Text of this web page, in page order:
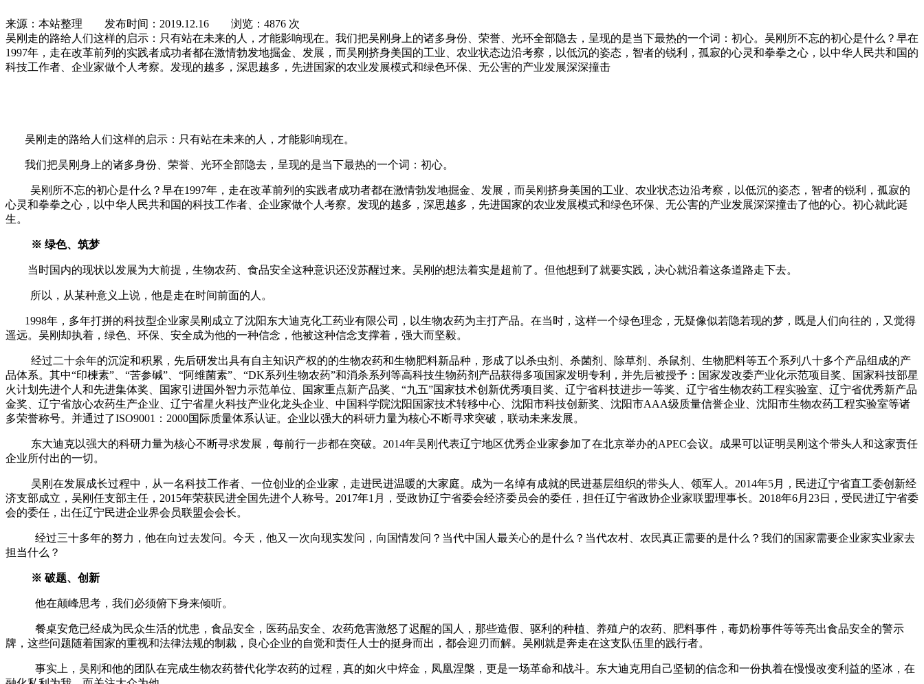
来源：本站整理 发布时间：2019.12.16 浏览：4876 次
吴刚走的路给人们这样的启示：只有站在未来的人，才能影响现在。我们把吴刚身上的诸多身份、荣誉、光环全部隐去，呈现的是当下最热的一个词：初心。吴刚所不忘的初心是什么？早在
1997年，走在改革前列的实践者成功者都在激情勃发地掘金、发展，而吴刚挤身美国的工业、农业状态边沿考察，以低沉的姿态，智者的锐利，孤寂的心灵和拳拳之心，以中华人民共和国的
科技工作者、企业家做个人考察。发现的越多，深思越多，先进国家的农业发展模式和绿色环保、无公害的产业发展深深撞击
吴刚走的路给人们这样的启示：只有站在未来的人，才能影响现在。
我们把吴刚身上的诸多身份、荣誉、光环全部隐去，呈现的是当下最热的一个词：初心。
吴刚所不忘的初心是什么？早在1997年，走在改革前列的实践者成功者都在激情勃发地掘金、发展，而吴刚挤身美国的工业、农业状态边沿考察，以低沉的姿态，智者的锐利，孤寂的
心灵和拳拳之心，以中华人民共和国的科技工作者、企业家做个人考察。发现的越多，深思越多，先进国家的农业发展模式和绿色环保、无公害的产业发展深深撞击了他的心。初心就此诞
生。
※ 绿色、筑梦
当时国内的现状以发展为大前提，生物农药、食品安全这种意识还没苏醒过来。吴刚的想法着实是超前了。但他想到了就要实践，决心就沿着这条道路走下去。
所以，从某种意义上说，他是走在时间前面的人。
1998年，多年打拼的科技型企业家吴刚成立了沈阳东大迪克化工药业有限公司，以生物农药为主打产品。在当时，这样一个绿色理念，无疑像似若隐若现的梦，既是人们向往的，又觉得
遥远。吴刚却执着，绿色、环保、安全成为他的一种信念，他被这种信念支撑着，强大而坚毅。
经过二十余年的沉淀和积累，先后研发出具有自主知识产权的的生物农药和生物肥料新品种，形成了以杀虫剂、杀菌剂、除草剂、杀鼠剂、生物肥料等五个系列八十多个产品组成的产
品体系。其中“印楝素”、“苦参碱”、“阿维菌素”、“DK系列生物农药”和消杀系列等高科技生物药剂产品获得多项国家发明专利，并先后被授予：国家发改委产业化示范项目奖、国家科技部星
火计划先进个人和先进集体奖、国家引进国外智力示范单位、国家重点新产品奖、“九五”国家技术创新优秀项目奖、辽宁省科技进步一等奖、辽宁省生物农药工程实验室、辽宁省优秀新产品
金奖、辽宁省放心农药生产企业、辽宁省星火科技产业化龙头企业、中国科学院沈阳国家技术转移中心、沈阳市科技创新奖、沈阳市AAA级质量信誉企业、沈阳市生物农药工程实验室等诸
多荣誉称号。并通过了ISO9001 ： 2000国际质量体系认证。企业以强大的科研力量为核心不断寻求突破，联动未来发展。
东大迪克以强大的科研力量为核心不断寻求发展，每前行一步都在突破。 2014年吴刚代表辽宁地区优秀企业家参加了在北京举办的APEC会议。成果可以证明吴刚这个带头人和这家责任
企业所付出的一切。
吴刚在发展成长过程中，从一名科技工作者、一位创业的企业家，走进民进温暖的大家庭。成为一名绰有成就的民进基层组织的带头人、领军人。 2014年5月，民进辽宁省直工委创新经
济支部成立，吴刚任支部主任， 2015年荣获民进全国先进个人称号。 2017年1 月，受政协辽宁省委会经济委员会的委任，担任辽宁省政协企业家联盟理事长。 2018年6月 23日，受民进辽宁省委
会的委任，出任辽宁民进企业界会员联盟会会长。
经过三十多年的努力，他在向过去发问。今天，他又一次向现实发问，向国情发问？当代中国人最关心的是什么？当代农村、农民真正需要的是什么？我们的国家需要企业家实业家去
担当什么？
※ 破题、创新
他在颠峰思考，我们必须俯下身来倾听。
餐桌安危已经成为民众生活的忧患，食品安全，医药品安全、农药危害激怒了迟醒的国人，那些造假、驱利的种植、养殖户的农药、肥料事件，毒奶粉事件等等亮出食品安全的警示
牌，这些问题随着国家的重视和法律法规的制裁，良心企业的自觉和责任人士的挺身而出，都会迎刃而解。吴刚就是奔走在这支队伍里的践行者。
事实上，吴刚和他的团队在完成生物农药替代化学农药的过程，真的如火中焠金，凤凰涅槃，更是一场革命和战斗。东大迪克用自己坚韧的信念和一份执着在慢慢改变利益的坚冰，在